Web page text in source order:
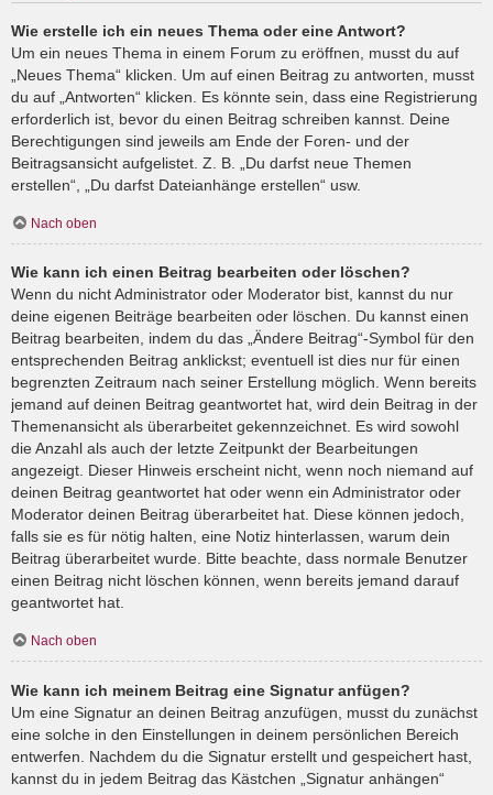
Wie erstelle ich ein neues Thema oder eine Antwort?
Um ein neues Thema in einem Forum zu eröffnen, musst du auf
„Neues Thema“ klicken. Um auf einen Beitrag zu antworten, musst
du auf „Antworten“ klicken. Es könnte sein, dass eine Registrierung
erforderlich ist, bevor du einen Beitrag schreiben kannst. Deine
Berechtigungen sind jeweils am Ende der Foren- und der
Beitragsansicht aufgelistet. Z. B. „Du darfst neue Themen
erstellen“, „Du darfst Dateianhänge erstellen“ usw.
Nach oben
Wie kann ich einen Beitrag bearbeiten oder löschen?
Wenn du nicht Administrator oder Moderator bist, kannst du nur
deine eigenen Beiträge bearbeiten oder löschen. Du kannst einen
Beitrag bearbeiten, indem du das „Ändere Beitrag“-Symbol für den
entsprechenden Beitrag anklickst; eventuell ist dies nur für einen
begrenzten Zeitraum nach seiner Erstellung möglich. Wenn bereits
jemand auf deinen Beitrag geantwortet hat, wird dein Beitrag in der
Themenansicht als überarbeitet gekennzeichnet. Es wird sowohl
die Anzahl als auch der letzte Zeitpunkt der Bearbeitungen
angezeigt. Dieser Hinweis erscheint nicht, wenn noch niemand auf
deinen Beitrag geantwortet hat oder wenn ein Administrator oder
Moderator deinen Beitrag überarbeitet hat. Diese können jedoch,
falls sie es für nötig halten, eine Notiz hinterlassen, warum dein
Beitrag überarbeitet wurde. Bitte beachte, dass normale Benutzer
einen Beitrag nicht löschen können, wenn bereits jemand darauf
geantwortet hat.
Nach oben
Wie kann ich meinem Beitrag eine Signatur anfügen?
Um eine Signatur an deinen Beitrag anzufügen, musst du zunächst
eine solche in den Einstellungen in deinem persönlichen Bereich
entwerfen. Nachdem du die Signatur erstellt und gespeichert hast,
kannst du in jedem Beitrag das Kästchen „Signatur anhängen“